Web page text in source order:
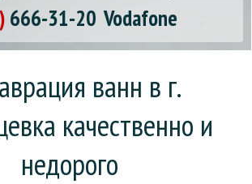
666-31-20 Vodafone
ванн в г.
качественно и
недорого